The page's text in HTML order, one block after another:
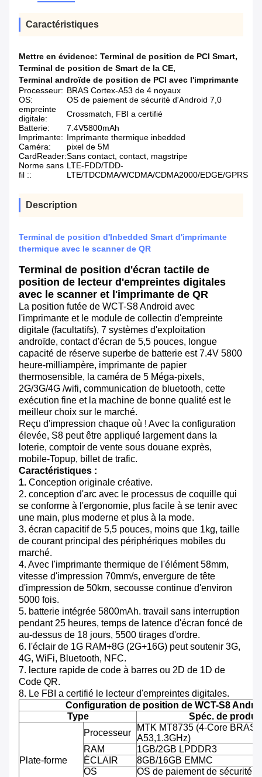
Caractéristiques
Mettre en évidence: Terminal de position de PCI Smart,
Terminal de position de Smart de la CE,
Terminal androïde de position de PCI avec l'imprimante
Processeur: BRAS Cortex-A53 de 4 noyaux
OS:
OS de paiement de sécurité d'Android 7,0
empreinte
digitale:
Crossmatch, FBI a certifié
Batterie:
7.4V5800mAh
Imprimante: Imprimante thermique inbedded
Caméra:
pixel de 5M
CardReader:Sans contact, contact, magstripe
Norme sans
fil ::
LTE-FDD/TDD-
LTE/TDCDMA/WCDMA/CDMA2000/EDGE/GPRS
Description
Terminal de position d'Inbedded Smart d'imprimante
thermique avec le scanner de QR
Terminal de position d'écran tactile de
position de lecteur d'empreintes digitales
avec le scanner et l'imprimante de QR
La position futée de WCT-S8 Android avec
l'imprimante et le module de collectin d'empreinte
digitale (facultatifs), 7 systèmes d'exploitation
androïde, contact d'écran de 5,5 pouces, longue
capacité de réserve superbe de batterie est 7.4V 5800
heure-milliampère, imprimante de papier
thermosensible, la caméra de 5 Méga-pixels,
2G/3G/4G /wifi, communication de bluetooth, cette
exécution fine et la machine de bonne qualité est le
meilleur choix sur le marché.
Reçu d'impression chaque où ! Avec la configuration
élevée, S8 peut être appliqué largement dans la
loterie, comptoir de vente sous douane exprès,
mobile-Topup, billet de trafic.
Caractéristiques :
1. Conception originale créative.
2. conception d'arc avec le processus de coquille qui
se conforme à l'ergonomie, plus facile à se tenir avec
une main, plus moderne et plus à la mode.
3. écran capacitif de 5,5 pouces, moins que 1kg, taille
de courant principal des périphériques mobiles du
marché.
4. Avec l'imprimante thermique de l'élément 58mm,
vitesse d'impression 70mm/s, envergure de tête
d'impression de 50km, secousse continue d'environ
5000 fois.
5. batterie intégrée 5800mAh. travail sans interruption
pendant 25 heures, temps de latence d'écran foncé de
au-dessus de 18 jours, 5500 tirages d'ordre.
6. l'éclair de 1G RAM+8G (2G+16G) peut soutenir 3G,
4G, WiFi, Bluetooth, NFC.
7. lecture rapide de code à barres ou 2D de 1D de
Code QR.
8. Le FBI a certifié le lecteur d'empreintes digitales.
Configuration de position de WCT-S8
Type
Spéc. de produit
Plate-forme
Processeur
MTK MT8735 (4-Core BRAS
A53,1.3GHz)
RAM
1GB/2GB LPDDR3
ÉCLAIR
8GB/16GB EMMC
OS
OS de paiement de sécurité